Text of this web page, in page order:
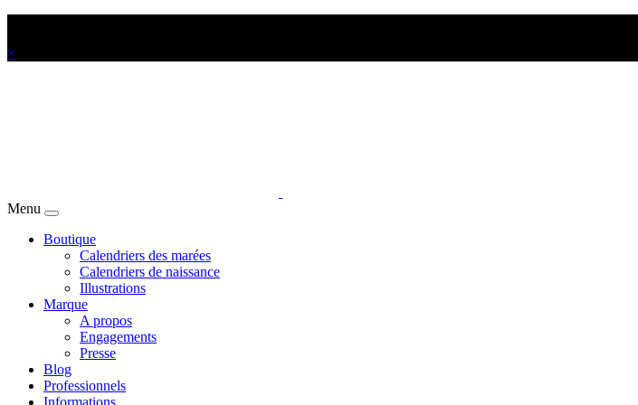
×
Menu
Boutique
Calendriers des marées
Calendriers de naissance
Illustrations
Marque
A propos
Engagements
Presse
Blog
Professionnels
Informations